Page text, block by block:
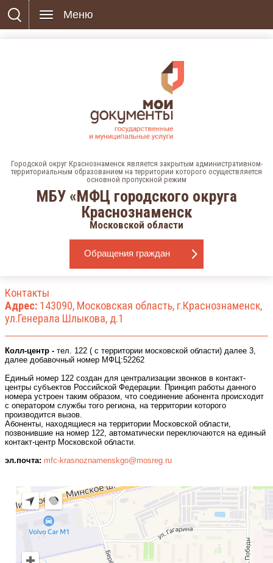
Меню
Городской округ Краснознаменск является закрытым административном-
территориальным образованием на территории которого осуществляется
основной пропускной режим
МБУ «МФЦ городского округа
Краснознаменск
Московской области
Обращения граждан
Контакты
Адрес: 143090, Московская область, г.Краснознаменск,
ул.Генерала Шлыкова, д.1
Колл-центр - тел. 122 ( с территории московской области) далее 3,
далее добавочный номер МФЦ:52262
Единый номер 122 создан для централизации звонков в контакт-
центры субъектов Российской Федерации. Принцип работы данного
номера устроен таким образом, что соединение абонента происходит
с оператором службы того региона, на территории которого
производится вызов.
Абоненты, находящиеся на территории Московской области,
позвонившие на номер 122, автоматически переключаются на единый
контакт-центр Московской области.
эл.почта: mfc-krasnoznamenskgo@mosreg.ru